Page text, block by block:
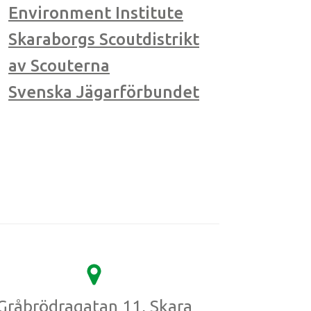
Environment Institute
Skaraborgs Scoutdistrikt
av Scouterna
Svenska Jägarförbundet
11, Skara